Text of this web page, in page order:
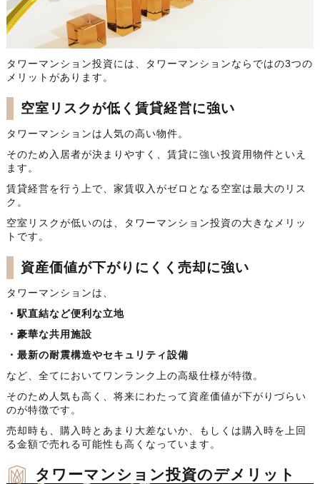
タワーマンション投資には、タワーマンションならではの3つの
メリットがあります。
空室リスクが低く賃貸経営に強い
タワーマンションは人気の高い物件。
そのため入居者が決まりやすく、賃貸に強い投資用物件といえ
ます。
賃貸経営を行う上で、家賃収入がゼロとなる空室は最大のリス
ク。
空室リスクが低いのは、タワーマンション投資の大きなメリッ
トです。
資産価値が下がりにくく売却に強い
タワーマンションは、
・駅直結など便利な立地
・豪華な共用施設
・最新の耐震構造やセキュリティ設備
など、全てにおいてワンランク上の高級仕様が特徴。
そのため人気も高く、将来にわたって資産価値が下がりづらい
のが特徴です。
売却時も、購入時とあまり大差ないか、もしくは購入時を上回
る金額で売れる可能性も高くなっています。
タワーマンション投資のデメリット